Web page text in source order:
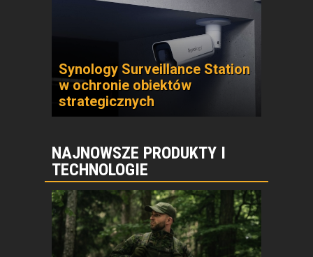
Synology Surveillance Station
w ochronie obiektów
strategicznych
NAJNOWSZE PRODUKTY I
TECHNOLOGIE